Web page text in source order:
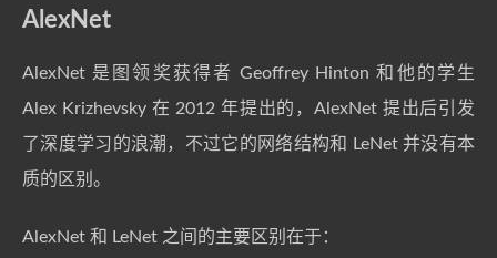
AlexNet
AlexNet 是图领奖获得者 Geoffrey Hinton 和他的学生
Alex Krizhevsky 在 2012 年提出的，AlexNet 提出后引发
了深度学习的浪潮，不过它的网络结构和 LeNet 并没有本
质的区别。
AlexNet 和 LeNet 之间的主要区别在于：